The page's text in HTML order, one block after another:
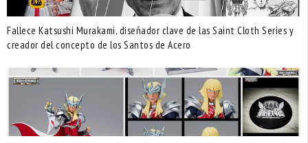
Fallece Katsushi Murakami, diseñador clave de las Saint Cloth Series y
creador del concepto de los Santos de Acero